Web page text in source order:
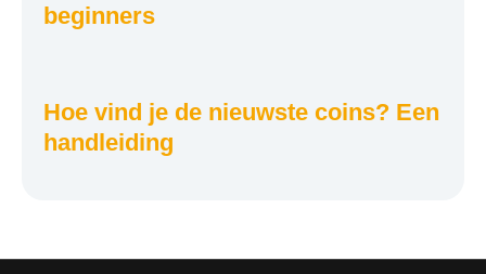
beginners
Hoe vind je de nieuwste coins? Een
handleiding